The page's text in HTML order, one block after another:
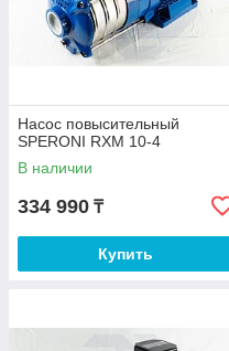
Насос повысительный
SPERONI RXM 10-4
В наличии
334 990 ₸
Купить